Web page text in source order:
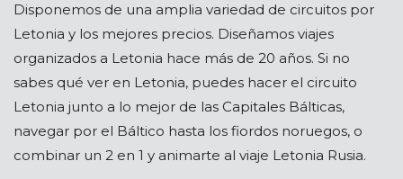
Disponemos de una amplia variedad de circuitos por
Letonia y los mejores precios. Diseñamos viajes
organizados a Letonia hace más de 20 años. Si no
sabes qué ver en Letonia, puedes hacer el circuito
Letonia junto a lo mejor de las Capitales Bálticas,
navegar por el Báltico hasta los fiordos noruegos, o
combinar un 2 en 1 y animarte al viaje Letonia Rusia.